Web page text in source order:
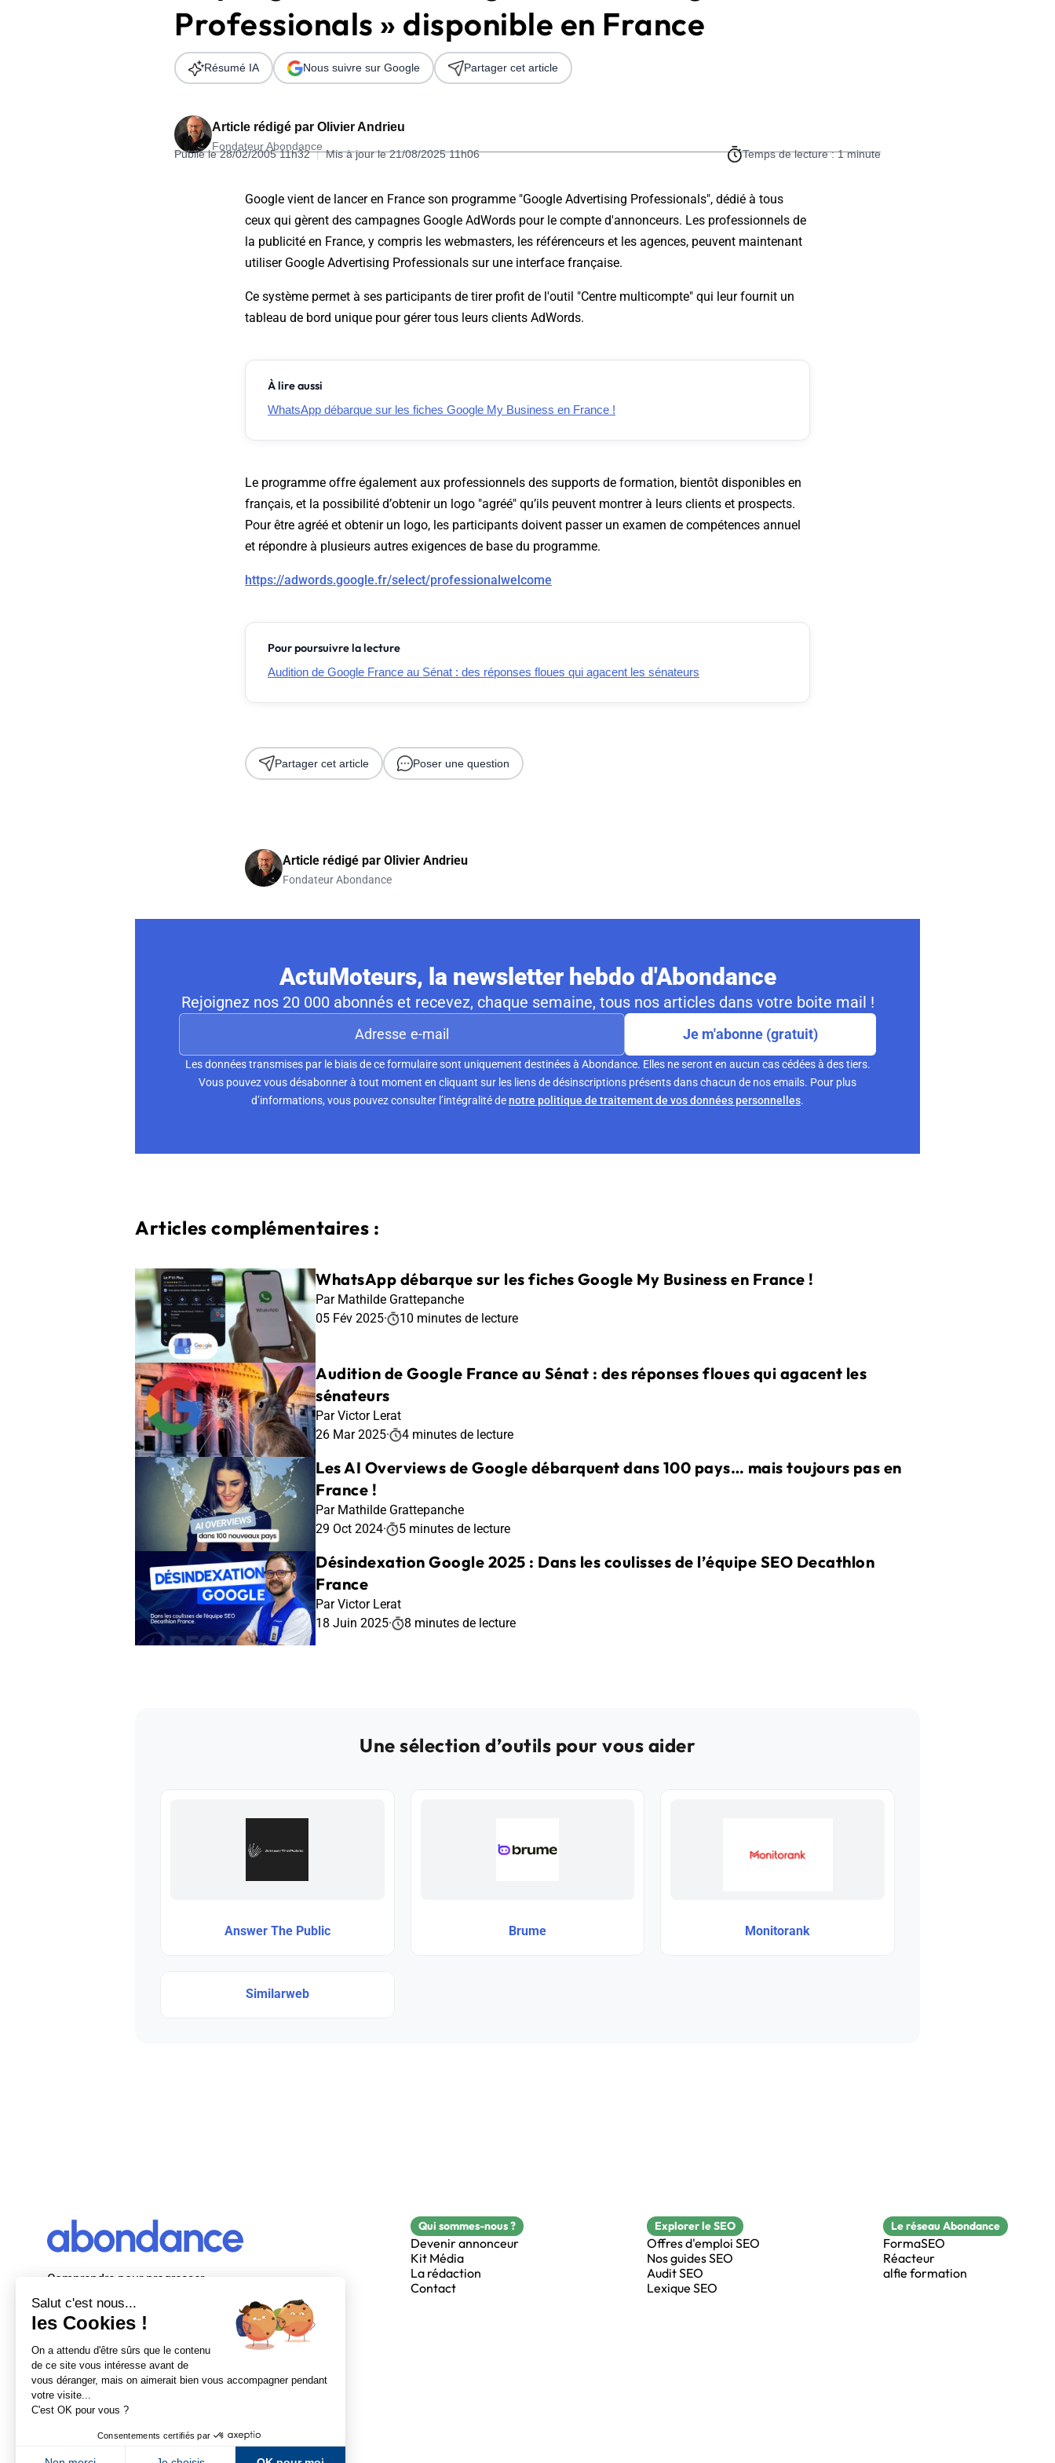
Télécharger l'Ebook
Formation SEO & GEO - Edition 2026
Professionals » disponible en France
Article rédigé par Olivier Andrieu
Fondateur Abondance
Publié le 28/02/2005 11h32 | Mis à jour le 21/08/2025 11h06 Temps de lecture : 1 minute
Résumé IA Nous suivre sur Google Partager cet article
Google vient de lancer en France son programme "Google Advertising Professionals", dédié à tous
ceux qui gèrent des campagnes Google AdWords pour le compte d'annonceurs. Les professionnels de
la publicité en France, y compris les webmasters, les référenceurs et les agences, peuvent maintenant
utiliser Google Advertising Professionals sur une interface française.
Ce système permet à ses participants de tirer profit de l'outil "Centre multicompte" qui leur fournit un
tableau de bord unique pour gérer tous leurs clients AdWords.
À lire aussi
WhatsApp débarque sur les fiches Google My Business en France !
Le programme offre également aux professionnels des supports de formation, bientôt disponibles en
français, et la possibilité d’obtenir un logo "agréé" qu’ils peuvent montrer à leurs clients et prospects.
Pour être agréé et obtenir un logo, les participants doivent passer un examen de compétences annuel
et répondre à plusieurs autres exigences de base du programme.
https://adwords.google.fr/select/professionalwelcome
Pour poursuivre la lecture
Audition de Google France au Sénat : des réponses floues qui agacent les sénateurs
Partager cet article Poser une question
Article rédigé par Olivier Andrieu
Fondateur Abondance
ActuMoteurs, la newsletter hebdo d'Abondance
Rejoignez nos 20 000 abonnés et recevez, chaque semaine, tous nos articles dans votre boite mail !
Je m'abonne (gratuit)
Les données transmises par le biais de ce formulaire sont uniquement destinées à Abondance. Elles ne seront en aucun cas cédées à des tiers.
Vous pouvez vous désabonner à tout moment en cliquant sur les liens de désinscriptions présents dans chacun de nos emails. Pour plus
d’informations, vous pouvez consulter l’intégralité denotre politique de traitement de vos données personnelles.
Articles complémentaires :
WhatsApp débarque sur les fiches Google My Business en France !
Par Mathilde Grattepanche
05 Fév 2025· 10 minutes de lecture
Audition de Google France au Sénat : des réponses floues qui agacent les
sénateurs
Par Victor Lerat
26 Mar 2025· 4 minutes de lecture
Les AI Overviews de Google débarquent dans 100 pays… mais toujours pas en
France !
Par Mathilde Grattepanche
29 Oct 2024· 5 minutes de lecture
Désindexation Google 2025 : Dans les coulisses de l’équipe SEO Decathlon
France
Par Victor Lerat
18 Juin 2025· 8 minutes de lecture
Une sélection d’outils pour vous aider
Answer The Public Brume Monitorank
Similarweb
Comprendre pour progresser
Abondance, le premier média d’actualité
autour du SEO et des moteurs de recherche
en France.
Qui sommes-nous ?
Devenir annonceur
Kit Média
La rédaction
Contact
Explorer le SEO
Offres d'emploi SEO
Nos guides SEO
Audit SEO
Lexique SEO
Le réseau Abondance
FormaSEO
Réacteur
alfie formation